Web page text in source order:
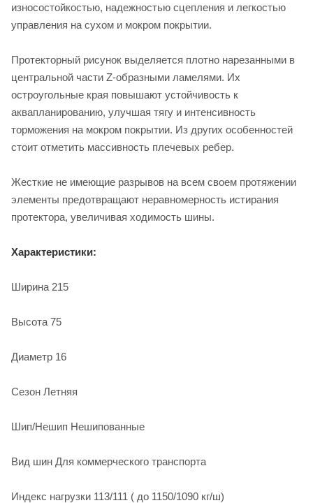
износостойкостью, надежностью сцепления и легкостью
управления на сухом и мокром покрытии.
Протекторный рисунок выделяется плотно нарезанными в
центральной части Z-образными ламелями. Их
остроугольные края повышают устойчивость к
аквапланированию, улучшая тягу и интенсивность
торможения на мокром покрытии. Из других особенностей
стоит отметить массивность плечевых ребер.
Жесткие не имеющие разрывов на всем своем протяжении
элементы предотвращают неравномерность истирания
протектора, увеличивая ходимость шины.
Характеристики:
Ширина 215
Высота 75
Диаметр 16
Сезон Летняя
Шип/Нешип Нешипованные
Вид шин Для коммерческого транспорта
Индекс нагрузки 113/111 ( до 1150/1090 кг/ш)